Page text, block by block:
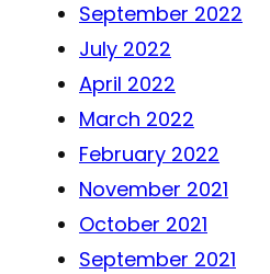
September 2022
July 2022
April 2022
March 2022
February 2022
November 2021
October 2021
September 2021